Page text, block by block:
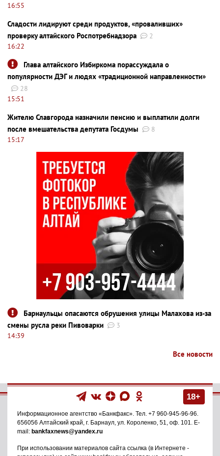
16:55
Сладости лидируют среди продуктов, «проваливших»
проверку алтайского Роспотребнадзора
2
16:22
Глава алтайского Избиркома порассуждала о
популярности ДЭГ и людях «традиционной направленности»
28
15:51
Жителю Славгорода назначили пенсию и выплатили долги
после вмешательства депутата Госдумы
8
15:17
Барнаульцы опасаются обрушения улицы Малахова из-за
смены русла реки Пивоварки
3
14:39
Все новости
18+
Информационное агентство «Банкфакс» . Тел. +7 960-945-96-96
656056 Алтайский край, г. Барнаул ул. Короленко, 51, оф. 101
. E-
mail: bankfaxnews@yandex.ru
При использовании материалов сайта ссылка (в Интернете -